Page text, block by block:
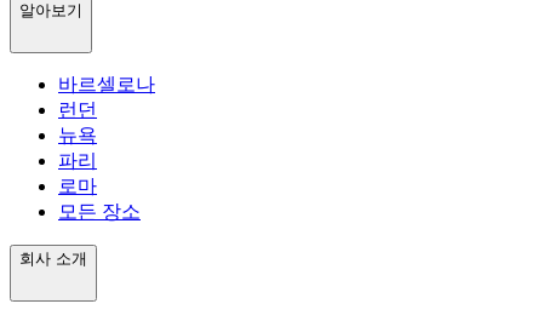
알아보기
바르셀로나
런던
뉴욕
파리
로마
모든 장소
회사 소개